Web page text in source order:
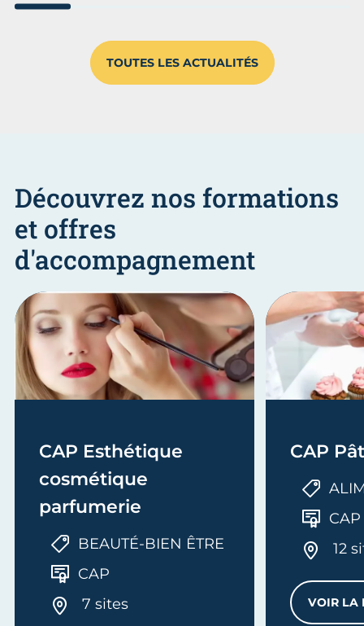
TOUTES LES ACTUALITÉS
Découvrez nos formations
et offres
d'accompagnement
CAP Esthétique
cosmétique
parfumerie
BEAUTÉ-BIEN ÊTRE
CAP
7 sites
CAP
CAP
12
VOIR LA